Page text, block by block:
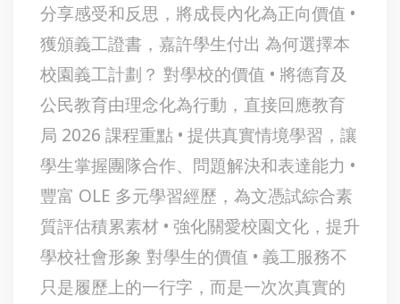
分享感受和反思，將成長內化為正向價值 •
獲頒義工證書，嘉許學生付出 為何選擇本
校園義工計劃？ 對學校的價值 • 將德育及
公民教育由理念化為行動，直接回應教育
局 2026 課程重點 • 提供真實情境學習，讓
學生掌握團隊合作、問題解決和表達能力 •
豐富 OLE 多元學習經歷，為文憑試綜合素
質評估積累素材 • 強化關愛校園文化，提升
學校社會形象 對學生的價值 • 義工服務不
只是履歷上的一行字，而是一次次真實的